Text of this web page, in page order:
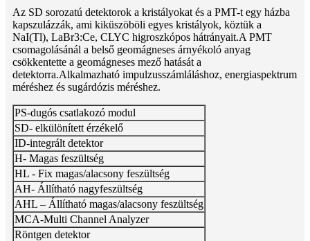
Az SD sorozatú detektorok a kristályokat és a PMT-t egy házba
kapszulázzák, ami kiküszöböli egyes kristályok, köztük a
NaI(Tl), LaBr3:Ce, CLYC higroszkópos hátrányait.A PMT
csomagolásánál a belső geomágneses árnyékoló anyag
csökkentette a geomágneses mező hatását a
detektorra.Alkalmazható impulzusszámláláshoz, energiaspektrum
méréshez és sugárdózis méréshez.
PS-dugós csatlakozó modul
SD- elkülönített érzékelő
ID-integrált detektor
H- Magas feszültség
HL - Fix magas/alacsony feszültség
AH- Állítható nagyfeszültség
AHL – Állítható magas/alacsony feszültség
MCA-Multi Channel Analyzer
Röntgen detektor